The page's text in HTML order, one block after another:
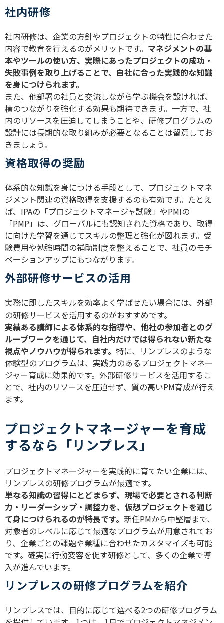
社内研修
社内研修は、企業の方針やプロジェクトの特性に合わせた
内容で教育を行えるのがメリットです。 マネジメントの基
本やツールの使い方、実際にあったプロジェクトの成功・
失敗事例を取り上げることで、自社に合った実践的な知識
を身につけられます。
また、他部署の社員と交流しながら学ぶ機会を設ければ、
横のつながりを強化する効果も期待できます。一方で、社
内のリソースを圧迫してしまうことや、研修プログラムの
設計には長期的な取り組みが必要となることは留意してお
きましょう。
資格取得の奨励
体系的な知識を身につける手段として、プロジェクトマネ
ジメント関連の資格取得を支援するのも有効です。たとえ
ば、IPAの「プロジェクトマネージャ試験」やPMIの
「PMP」は、グローバルにも認知された資格であり、取得
に向けた学習を通じてスキルの整理と強化が図れます。受
験費用や勉強時間の補助制度を整えることで、社員のモチ
ベーションアップにもつながります。
外部研修サービスの活用
実務に即したスキルを効率よく学ばせたい場合には、外部
の研修サービスを活用するのがおすすめです。
実績ある講師による体系的な指導や、他社の参加者とのグ
ループワークを通じて、自社内だけでは得られない新たな
視点やノウハウが得られます。 特に、リンプレスのような
体験型のプログラムは、実践力のあるプロジェクトマネー
ジャー育成に効果的です。外部研修サービスを活用するこ
とで、社内のリソースを圧迫せず、質の高いPM育成が行え
ます。
プロジェクトマネージャーを育成
するなら「リンプレス」
プロジェクトマネージャーを実践的に育てたい企業には、
リンプレスの研修プログラムが最適です。
単なる知識の習得にとどまらず、現場で必要とされる判断
力・リーダーシップ・調整力を、仮想プロジェクトを通じ
て身につけられるのが特長です。 新任PMから中堅層まで、
対象者のレベルに応じて最適なプログラムが用意されてお
り、企業ごとの課題や業種に合わせたカスタマイズも可能
です。確実に行動変容を促す研修として、多くの企業で導
入が進んでいます。
リンプレスの研修プログラムを紹介
リンプレスでは、目的に応じて選べる2つの研修プログラム